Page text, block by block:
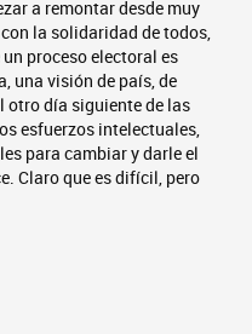
a remontar desde muy
la solidaridad de todos,
proceso electoral es
una visión de país, de
otro día siguiente de las
esfuerzos intelectuales,
para cambiar y darle el
Claro que es difícil, pero